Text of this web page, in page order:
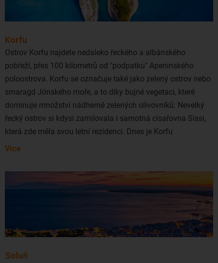
Ostrov je mimořádně oblíbený i v očích Čechů, kteří zde rádi
tráví své letní dovolené. Levné letenky na Santorini nejčastěji
koupíte z
přestupem. Přímý let trvá okolo dvě a půl hodiny. Lety na
Santorini z našich končin nabízejí zejména společnosti
Eurowings, Niki Luftfahrt, Air Berlin, Vueling Airlines a SWISS
International Air Lines. Hlavním letištěm na Santorini je
letiště Santorini Airport.
Hlavním letištěm na Santorini je letiště Santorini Airport.
Korfu
Ostrov Korfu najdete nedaleko řeckého a albánského
pobřeží, přes 100 kilometrů od "podpatku" Apeninského
poloostrova. Korfu se označuje také jako zelený ostrov nebo
smaragd Jónského moře, a to díky bujné vegetaci, které
dominuje množství nádherně zelených olivovníků. Nevelký
řecký ostrov si kdysi zamilovala i samotná císařovna Sissi,
která zde měla svou letní rezidenci. Dnes je Korfu
dovolenkovým rájem, která je přímo stvořený k odpočinku a
Ochuzeni zde však nebudou ani milovníci historie! Korfu se
totiž pyšní mnoha historickými památkami, ve kterých
rozpoznáte vliv někdejší benátské, britské či francouzské
nadvlády. Tradiční vesničky v zelených kopcích, starobylé
kláštery, podmanivé mořské jeskyně a zálivy... Korfu,
módy".
Více
Soluň